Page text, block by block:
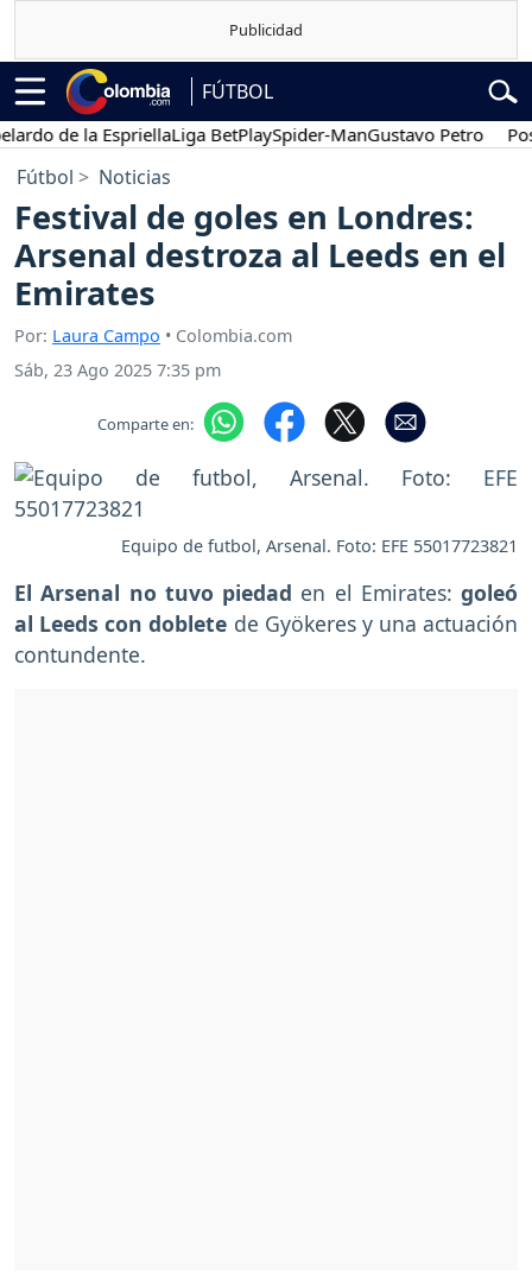
FÚTBOL
de la EspriellaLiga BetPlaySpider-ManGustavo Petro
Fútbol Noticias
Festival de goles en Londres:
Arsenal destroza al Leeds en el
Emirates
Por: Laura Campo • Colombia.com
Sáb, 23 Ago 2025 7:35 pm
Comparte en:
Equipo de futbol, Arsenal. Foto: EFE 55017723821
El Arsenal no tuvo piedad en el Emirates: goleó
al Leeds con doblete de Gyökeres y una actuación
contundente.